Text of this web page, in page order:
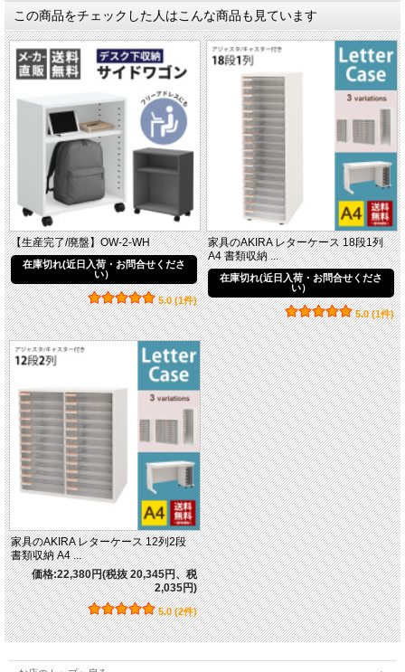
※こちらはリニューアル商品になります
※従来品とは異なりサイズが少しコンパクトになりました
この商品をチェックした人はこんな商品も見ています
【生産完了/廃盤】OW-2-WH
在庫切れ(近日入荷・お問合せくださ
い）
5.0 (1件)
家具のAKIRA レターケース 18段1列
A4 書類収納 ...
在庫切れ(近日入荷・お問合せくださ
い）
5.0 (1件)
家具のAKIRA レターケース 12列2段
書類収納 A4 ...
価格:22,380円(税抜 20,345円、税
2,035円)
5.0 (2件)